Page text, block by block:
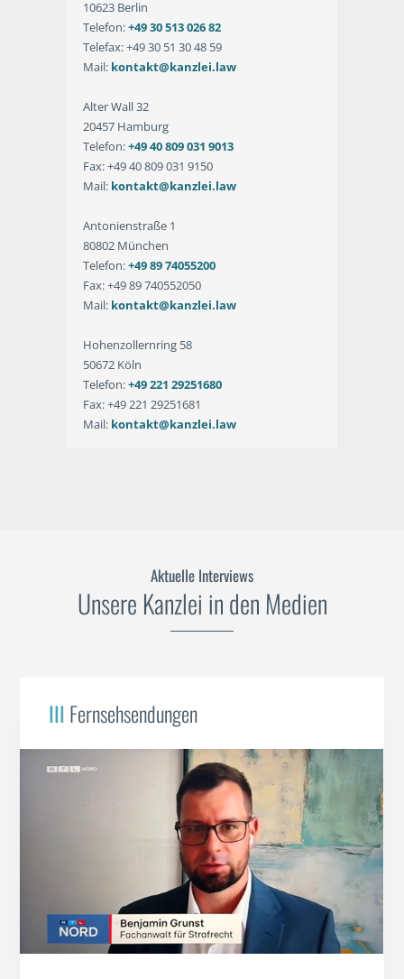
10623 Berlin
Telefon:+49 30 513 026 82
Telefax: +49 30 51 30 48 59
Mail: kontakt@kanzlei.law
Alter Wall 32
20457 Hamburg
Telefon:+49 40 809 031 9013
Fax: +49 40 809 031 9150
Mail: kontakt@kanzlei.law
Antonienstraße 1
80802 München
Telefon:+49 89 74055200
Fax: +49 89 740552050
Mail: kontakt@kanzlei.law
Hohenzollernring 58
50672 Köln
Telefon:+49 221 29251680
Fax: +49 221 29251681
Mail: kontakt@kanzlei.law
Aktuelle Interviews
Unsere Kanzlei in den Medien
III Fernsehsendungen